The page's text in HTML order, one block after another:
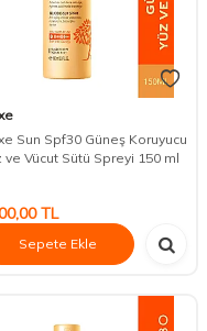
Sun Spf30 Güneş Koruyucu
ve Vücut Sütü Spreyi 150 ml
TL
Sepete Ekle